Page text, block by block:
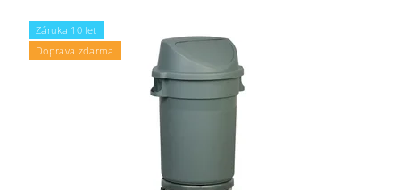
Záruka 10 let
Doprava zdarma